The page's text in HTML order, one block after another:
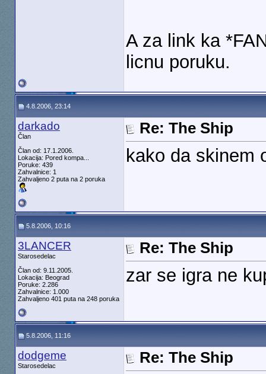
A za link ka
licnu poruku.
4.8.2006, 23:14
darkado
Član
Član od: 17.1.2006.
Lokacija: Pored kompa...
Poruke: 439
Zahvalnice: 1
Zahvaljeno 2 puta na 2 poruka
Re: The Ship
kako da skinem
5.8.2006, 10:16
3LANCER
Starosedelac
Član od: 9.11.2005.
Lokacija: Beograd
Poruke: 2.286
Zahvalnice: 1.000
Zahvaljeno 401 puta na 248 poruka
Re: The Ship
zar se igra ne
5.8.2006, 11:16
dodgeme
Starosedelac
Re: The Ship